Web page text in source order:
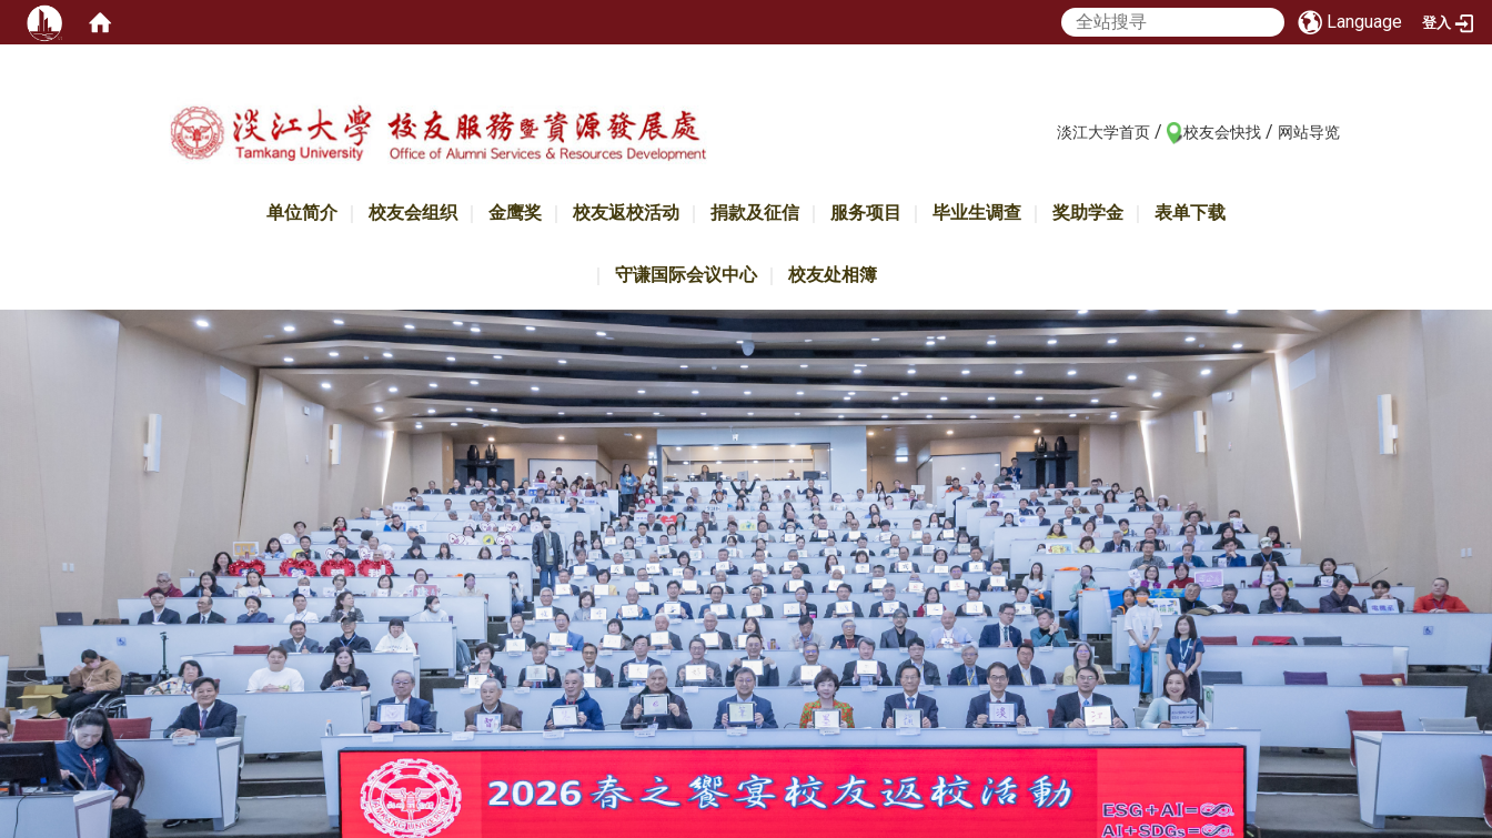
Language 登入
淡江大学首页 / 校友会快找 / 网站导览
单位简介 校友会组织 金鹰奖 校友返校活动 捐款及征信 服务项目 毕业生调查 奖助学金 表单下载
守谦国际会议中心 校友处相簿